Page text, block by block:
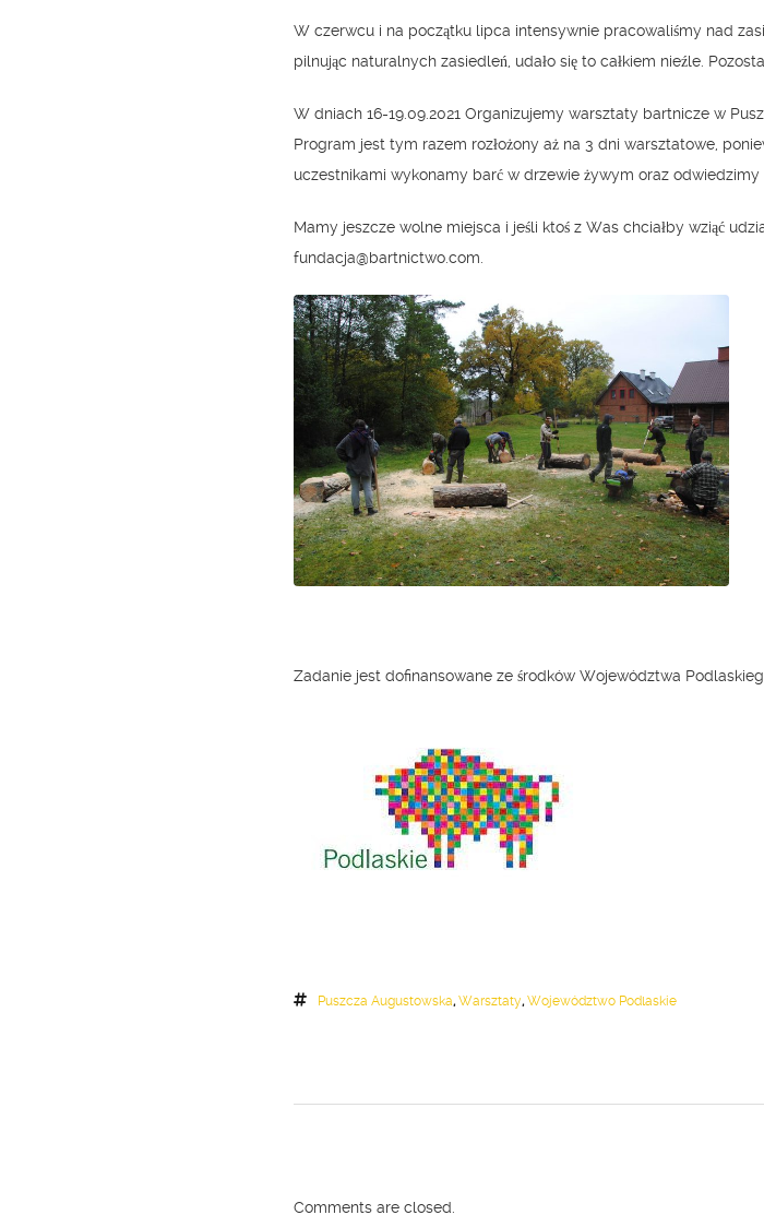
W czerwcu i na początku lipca intensywnie pracowaliśmy nad
pilnując naturalnych zasiedleń, udało się to całkiem nieźle.
W dniach 16-19.09.2021 Organizujemy warsztaty bartnicze w
Program jest tym razem rozłożony aż na 3 dni warsztatowe,
uczestnikami wykonamy barć w drzewie żywym oraz odwiedzimy
Mamy jeszcze wolne miejsca i jeśli ktoś z Was chciałby wziąć
fundacja@bartnictwo.com.
Zadanie jest dofinansowane ze środków Województwa
Puszcza Augustowska,Warsztaty,Województwo Podlaskie
Comments are closed.